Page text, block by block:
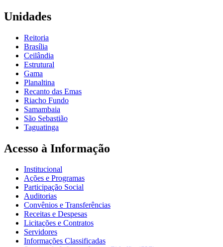
Unidades
Reitoria
Brasília
Ceilândia
Estrutural
Gama
Planaltina
Recanto das Emas
Riacho Fundo
Samambaia
São Sebastião
Taguatinga
Acesso à Informação
Institucional
Ações e Programas
Participação Social
Auditorias
Convênios e Transferências
Receitas e Despesas
Licitações e Contratos
Servidores
Informações Classificadas